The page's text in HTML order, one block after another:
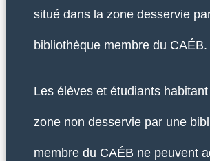
situé dans la zone desservie
bibliothèque membre du CAÉB.
Les élèves et étudiants
zone non desservie par une
membre du CAÉB ne peuvent